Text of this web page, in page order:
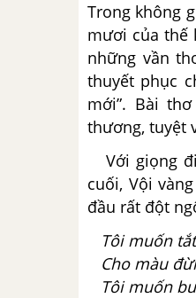
Trong không
mươi của thế
những vần
thuyết phục
mới”. Bài
thương, tuyệt
Với giọng
cuối, Vội
đầu rất đột
Tôi muốn
Cho màu
Tôi muốn